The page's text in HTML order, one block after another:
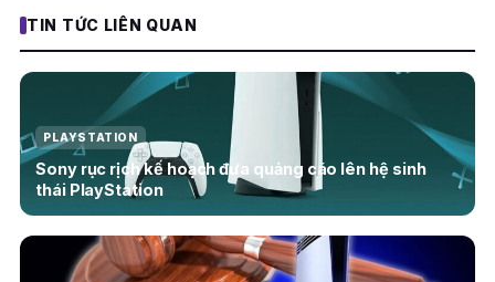
TIN TỨC LIÊN QUAN
PLAYSTATION
Sony rục rịch kế hoạch đưa quảng cáo lên hệ sinh
thái PlayStation